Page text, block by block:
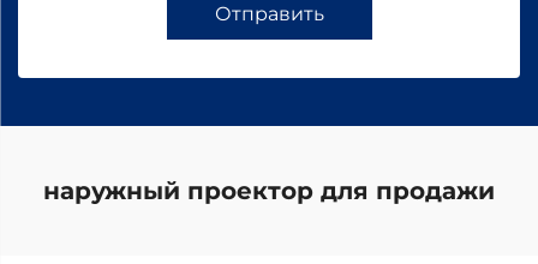
Отправить
наружный проектор для продажи